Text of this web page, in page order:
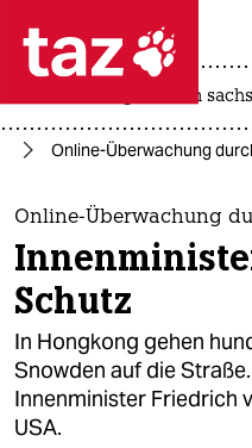
 taz
taz zahl
themen
politik
öko
gesellschaft
kultur
landtagswahl in
Online-Überwachung
Online-Überwachung
Schutz
In Hongkong gehen
Snowden auf die
Innenminister Friedrich
USA.